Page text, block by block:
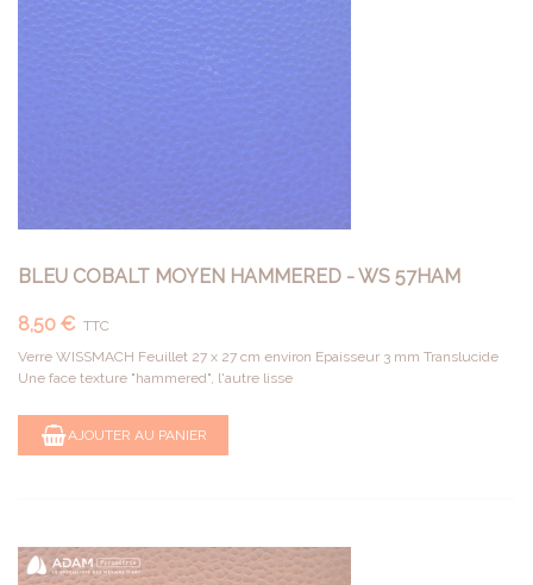
BLEU COBALT MOYEN HAMMERED - WS 57HAM
8,50 € TTC
Verre WISSMACH Feuillet 27 x 27 cm environ Epaisseur 3 mm Translucide
Une face texture "hammered", l'autre lisse
AJOUTER AU PANIER